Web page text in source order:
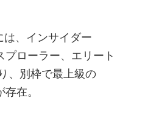
は、インサイダー
プローラー、エリート
、別枠で最上級の
存在。